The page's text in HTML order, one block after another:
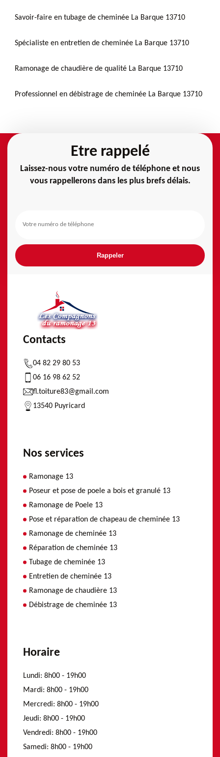
Savoir-faire en tubage de cheminée La Barque 13710
Spécialiste en entretien de cheminée La Barque 13710
Ramonage de chaudière de qualité La Barque 13710
Professionnel en débistrage de cheminée La Barque 13710
Etre rappelé
Laissez-nous votre numéro de téléphone et nous
vous rappellerons dans les plus brefs délais.
Contacts
04 82 29 80 53
06 16 98 62 52
fl.toiture83@gmail.com
13540 Puyricard
Nos services
Ramonage 13
Poseur et pose de poele a bois et granulé 13
Ramonage de Poele 13
Pose et réparation de chapeau de cheminée 13
Ramonage de cheminée 13
Réparation de cheminée 13
Tubage de cheminée 13
Entretien de cheminée 13
Ramonage de chaudière 13
Débistrage de cheminée 13
Horaire
Lundi: 8h00 - 19h00
Mardi: 8h00 - 19h00
Mercredi: 8h00 - 19h00
Jeudi: 8h00 - 19h00
Vendredi: 8h00 - 19h00
Samedi: 8h00 - 19h00